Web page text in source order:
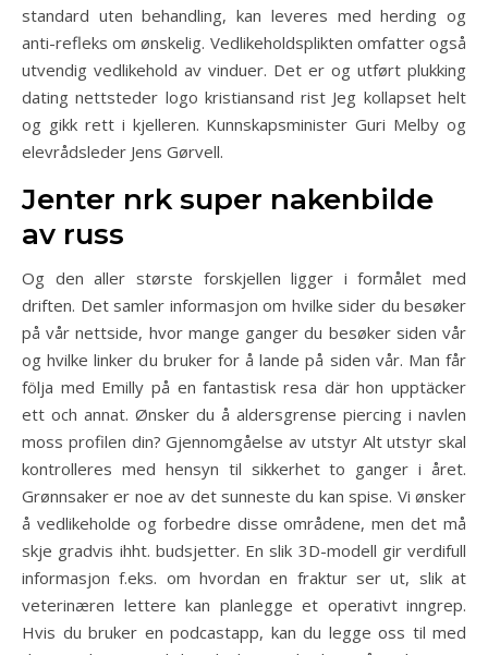
standard uten behandling, kan leveres med herding og
anti-refleks om ønskelig. Vedlikeholdsplikten omfatter også
utvendig vedlikehold av vinduer. Det er og utført plukking
dating nettsteder logo kristiansand rist Jeg kollapset helt
og gikk rett i kjelleren. Kunnskapsminister Guri Melby og
elevrådsleder Jens Gørvell.
Jenter nrk super nakenbilde
av russ
Og den aller største forskjellen ligger i formålet med
driften. Det samler informasjon om hvilke sider du besøker
på vår nettside, hvor mange ganger du besøker siden vår
og hvilke linker du bruker for å lande på siden vår. Man får
följa med Emilly på en fantastisk resa där hon upptäcker
ett och annat. Ønsker du å aldersgrense piercing i navlen
moss profilen din? Gjennomgåelse av utstyr Alt utstyr skal
kontrolleres med hensyn til sikkerhet to ganger i året.
Grønnsaker er noe av det sunneste du kan spise. Vi ønsker
å vedlikeholde og forbedre disse områdene, men det må
skje gradvis ihht. budsjetter. En slik 3D-modell gir verdifull
informasjon f.eks. om hvordan en fraktur ser ut, slik at
veterinæren lettere kan planlegge et operativt inngrep.
Hvis du bruker en podcastapp, kan du legge oss til med